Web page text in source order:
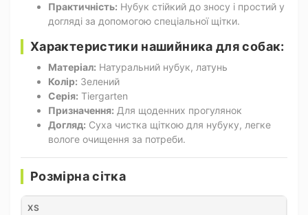
Практичність: Нубук стійкий до зносу і простий у
догляді за допомогою спеціальної щітки.
Характеристики нашийника для собак:
Матеріал: Натуральний нубук, латунь
Колір: Зелений
Серія: Tiergarten
Призначення: Для щоденних прогулянок
Догляд: Суха чистка щіткою для нубуку, легке
вологе очищення за потреби.
Розмірна сітка
XS